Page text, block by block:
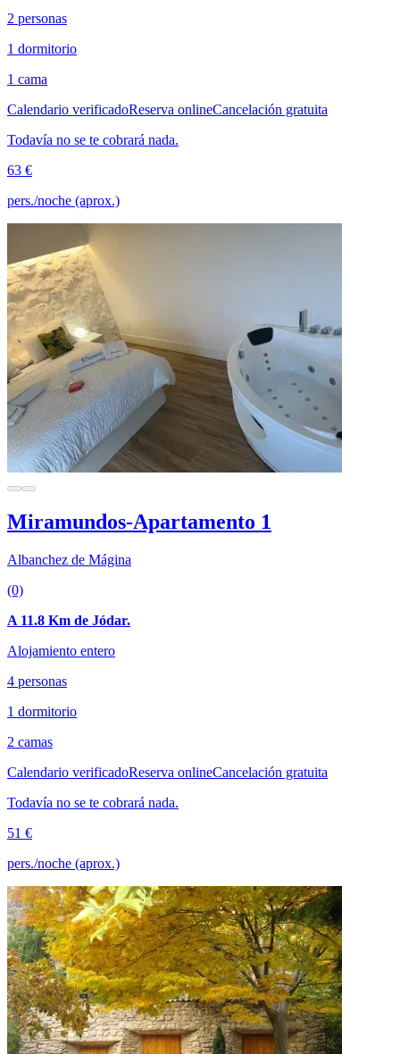
2 personas
1 dormitorio
1 cama
Calendario verificadoReserva onlineCancelación gratuita
Todavía no se te cobrará nada.
63 €
pers./noche (aprox.)
Miramundos-Apartamento 1
Albanchez de Mágina
(0)
A 11.8 Km de Jódar.
Alojamiento entero
4 personas
1 dormitorio
2 camas
Calendario verificadoReserva onlineCancelación gratuita
Todavía no se te cobrará nada.
51 €
pers./noche (aprox.)